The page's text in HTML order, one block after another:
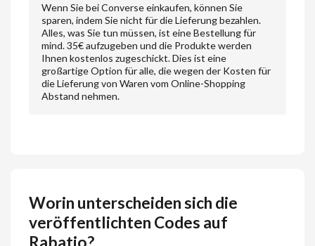
Wenn Sie bei Converse einkaufen, können Sie
sparen, indem Sie nicht für die Lieferung bezahlen.
Alles, was Sie tun müssen, ist eine Bestellung für
mind. 35€ aufzugeben und die Produkte werden
Ihnen kostenlos zugeschickt. Dies ist eine
großartige Option für alle, die wegen der Kosten für
die Lieferung von Waren vom Online-Shopping
Abstand nehmen.
Worin unterscheiden sich die
veröffentlichten Codes auf
Rabatio?